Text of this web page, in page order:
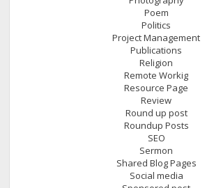
Poem
Politics
Project Management
Publications
Religion
Remote Workig
Resource Page
Review
Round up post
Roundup Posts
SEO
Sermon
Shared Blog Pages
Social media